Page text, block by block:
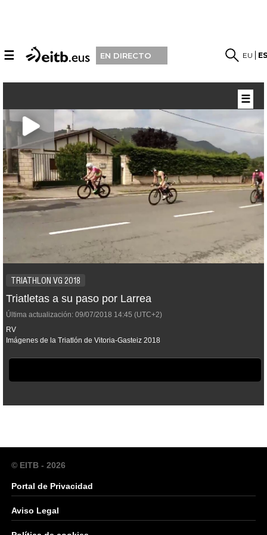
☰ EN DIRECTO EU
TRIATHLON VG 2018
Triatletas a su paso por Larrea
Última actualización: 09/07/2018 14:45 (UTC+2)
RV
Imágenes de la Triatlón de Vitoria-Gasteiz 2018
☰
© EITB - 2026
Portal de Privacidad
Aviso Legal